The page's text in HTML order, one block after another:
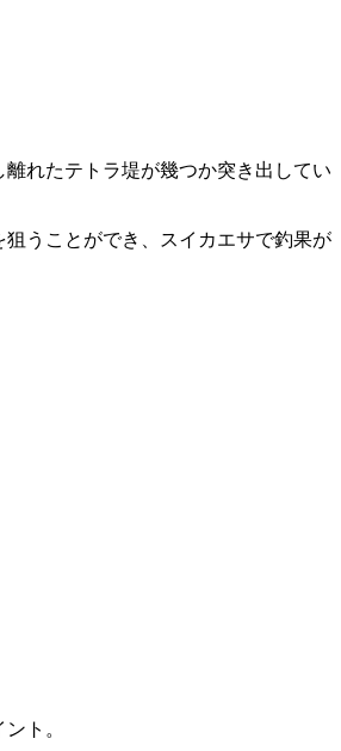
れたテトラ堤が幾つか突き出してい
狙うことができ、スイカエサで釣果が
ト。